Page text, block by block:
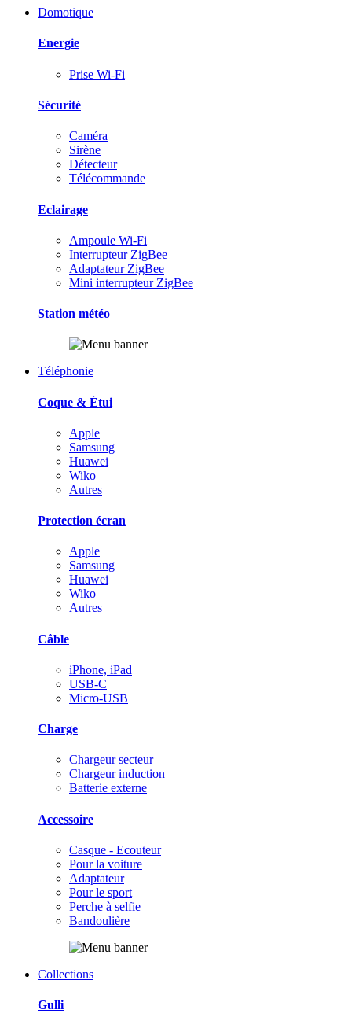
Domotique
Energie
Prise Wi-Fi
Sécurité
Caméra
Sirène
Détecteur
Télécommande
Eclairage
Ampoule Wi-Fi
Interrupteur ZigBee
Adaptateur ZigBee
Mini interrupteur ZigBee
Station météo
Téléphonie
Coque & Étui
Apple
Samsung
Huawei
Wiko
Autres
Protection écran
Apple
Samsung
Huawei
Wiko
Autres
Câble
iPhone, iPad
USB-C
Micro-USB
Charge
Chargeur secteur
Chargeur induction
Batterie externe
Accessoire
Casque - Ecouteur
Pour la voiture
Adaptateur
Pour le sport
Perche à selfie
Bandoulière
Collections
Gulli